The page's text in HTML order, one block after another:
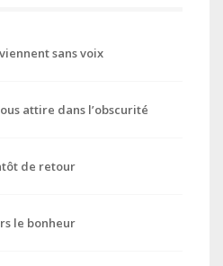
sans voix
attire dans l’obscurité
de retour
le bonheur